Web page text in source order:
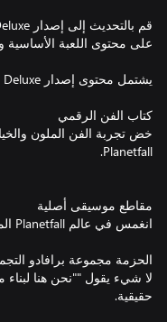
لا شيء يقول ""نحن هنا